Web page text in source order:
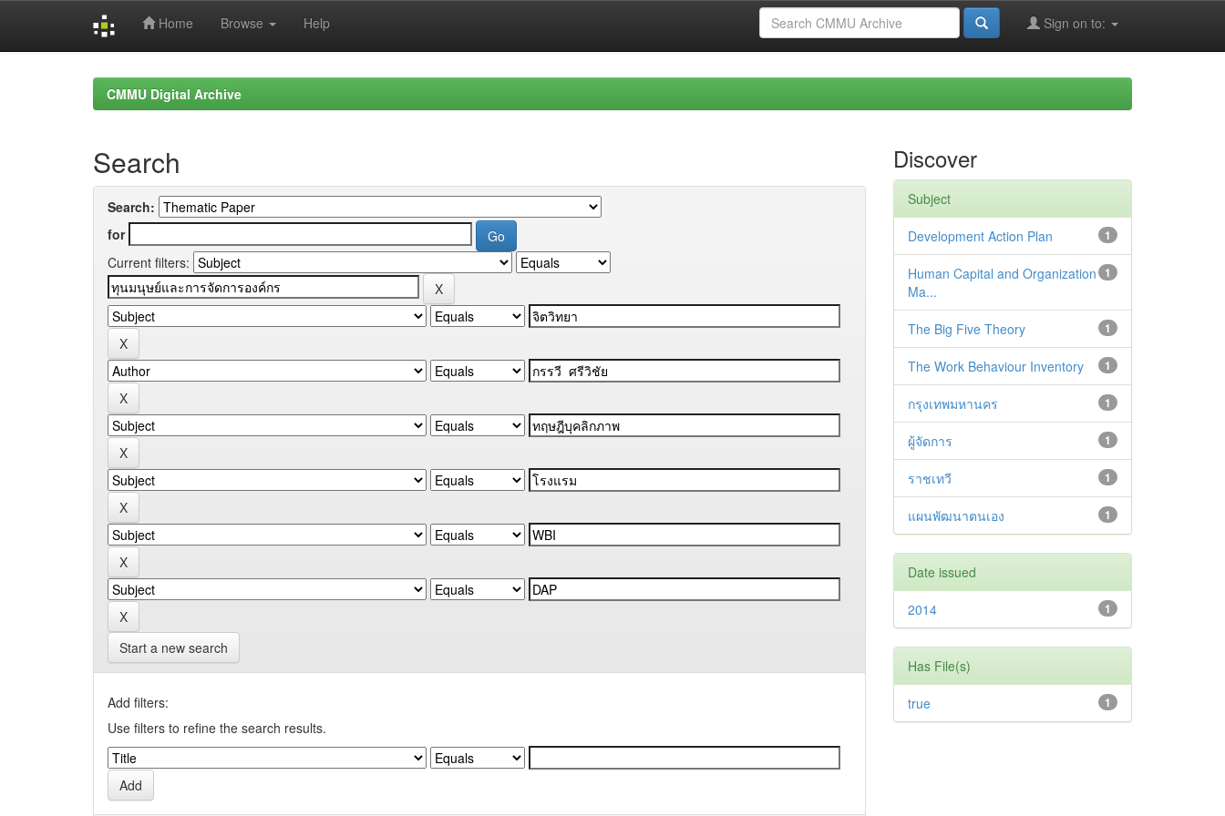
Home Browse Help Sign on to:
CMMU Digital Archive
Search
Search:
for
Current filters:
Start a new search
Add filters:
Use filters to refine the search results.
Discover
Subject
1
Development Action Plan
1
Human Capital and Organization
Ma...
1
The Big Five Theory
1
The Work Behaviour Inventory
1
กรุงเทพมหานคร
1
ผู้จัดการ
1
ราชเทวี
1
แผนพัฒนาตนเอง
Date issued
1
2014
Has File(s)
1
true